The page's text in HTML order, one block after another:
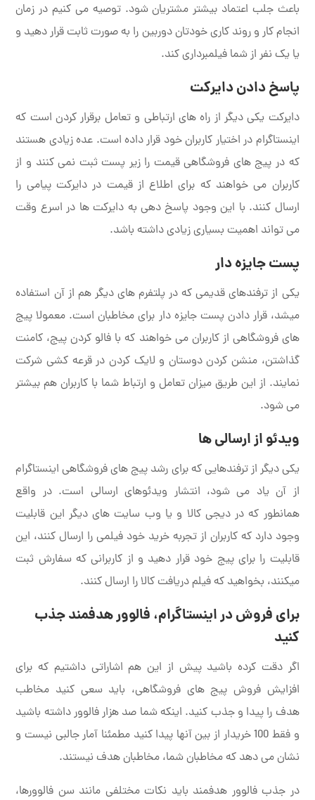
باعث جلب اعتماد بیشتر مشتریان شود. توصیه می کنیم در زمان
انجام کار و روند کاری خودتان دوربین را به صورت ثابت قرار دهید و
یا یک نفر از شما فیلمبرداری کند.
پاسخ دادن دایرکت
دایرکت یکی دیگر از راه های ارتباطی و تعامل برقرار کردن است که
اینستاگرام در اختیار کاربران خود قرار داده است. عده زیادی هستند
که در پیج های فروشگاهی قیمت را زیر پست ثبت نمی کنند و از
کاربران می خواهند که برای اطلاع از قیمت در دایرکت پیامی را
ارسال کنند. با این وجود پاسخ دهی به دایرکت ها در اسرع وقت
می تواند اهمیت بسیاری زیادی داشته باشد.
پست جایزه دار
یکی از ترفندهای قدیمی که در پلتفرم های دیگر هم از آن استفاده
میشد، قرار دادن پست جایزه دار برای مخاطبان است. معمولا پیج
های فروشگاهی از کاربران می خواهند که با فالو کردن پیج، کامنت
گذاشتن، منشن کردن دوستان و لایک کردن در قرعه کشی شرکت
نمایند. از این طریق میزان تعامل و ارتباط شما با کاربران هم بیشتر
می شود.
ویدئو از ارسالی ها
یکی دیگر از ترفندهایی که برای رشد پیج های فروشگاهی اینستاگرام
از آن یاد می شود، انتشار ویدئوهای ارسالی است. در واقع
همانطور که در دیجی کالا و یا وب سایت های دیگر این قابلیت
وجود دارد که کاربران از تجربه خرید خود فیلمی را ارسال کنند، این
قابلیت را برای پیج خود قرار دهید و از کاربرانی که سفارش ثبت
میکنند، بخواهید که فیلم دریافت کالا را ارسال کنند.
برای فروش در اینستاگرام، فالوور هدفمند جذب
کنید
اگر دقت کرده باشید پیش از این هم اشاراتی داشتیم که برای
افزایش فروش پیج های فروشگاهی، باید سعی کنید مخاطب
هدف را پیدا و جذب کنید. اینکه شما صد هزار فالوور داشته باشید
و فقط 100 خریدار از بین آنها پیدا کنید مطمئنا آمار جالبی نیست و
نشان می دهد که مخاطبان شما، مخاطبان هدف نیستند.
در جذب فالوور هدفمند باید نکات مختلفی مانند سن فالوورها،